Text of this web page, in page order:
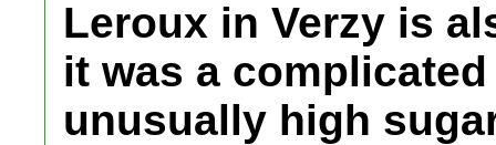
Leroux in Verzy is
it was a
unusually high